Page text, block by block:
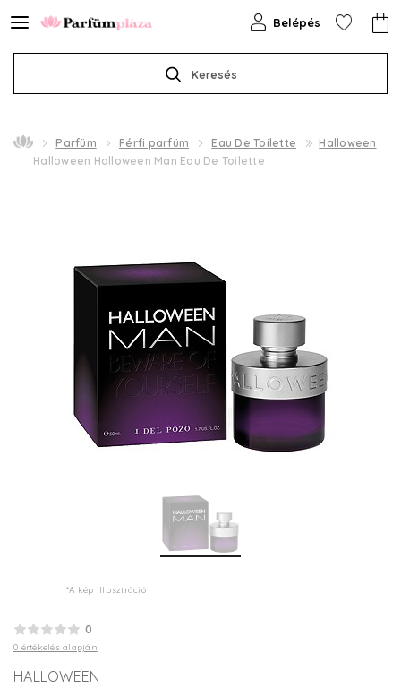
Keresés
Belépés
Parfüm Férfi parfüm Eau De Toilette
Halloween
Halloween Halloween Man Eau De Toilette
*A kép illusztráció
0
0 értékelés alapján
HALLOWEEN